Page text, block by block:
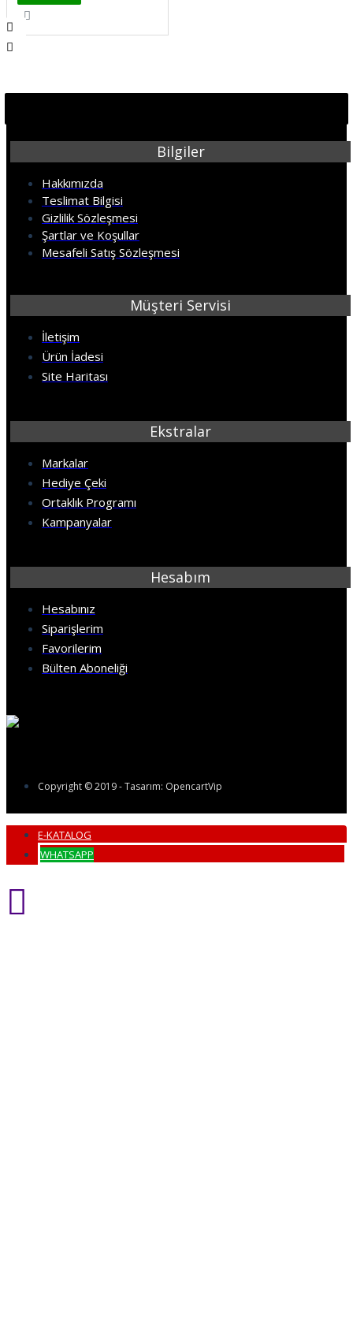
Bilgiler
Hakkımızda
Teslimat Bilgisi
Gizlilik Sözleşmesi
Şartlar ve Koşullar
Mesafeli Satış Sözleşmesi
Müşteri Servisi
İletişim
Ürün İadesi
Site Haritası
Ekstralar
Markalar
Hediye Çeki
Ortaklık Programı
Kampanyalar
Hesabım
Hesabınız
Siparişlerim
Favorilerim
Bülten Aboneliği
Copyright © 2019 - Tasarım: OpencartVip
E-KATALOG
WHATSAPP